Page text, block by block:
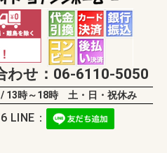
わせ：06-6110-5050
13時～18時 土・日・祝休み
LINE：